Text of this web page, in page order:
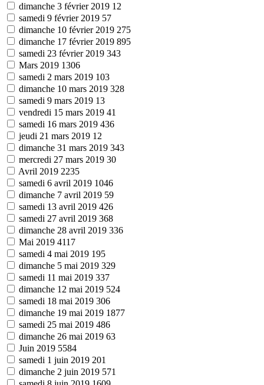
dimanche 3 février 2019 12
samedi 9 février 2019 57
dimanche 10 février 2019 275
dimanche 17 février 2019 895
samedi 23 février 2019 343
Mars 2019 1306
samedi 2 mars 2019 103
dimanche 10 mars 2019 328
samedi 9 mars 2019 13
vendredi 15 mars 2019 41
samedi 16 mars 2019 436
jeudi 21 mars 2019 12
dimanche 31 mars 2019 343
mercredi 27 mars 2019 30
Avril 2019 2235
samedi 6 avril 2019 1046
dimanche 7 avril 2019 59
samedi 13 avril 2019 426
samedi 27 avril 2019 368
dimanche 28 avril 2019 336
Mai 2019 4117
samedi 4 mai 2019 195
dimanche 5 mai 2019 329
samedi 11 mai 2019 337
dimanche 12 mai 2019 524
samedi 18 mai 2019 306
dimanche 19 mai 2019 1877
samedi 25 mai 2019 486
dimanche 26 mai 2019 63
Juin 2019 5584
samedi 1 juin 2019 201
dimanche 2 juin 2019 571